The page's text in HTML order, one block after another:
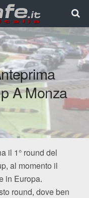
A Monza
il 1° round del
al momento il
in Europa.
round, dove ben